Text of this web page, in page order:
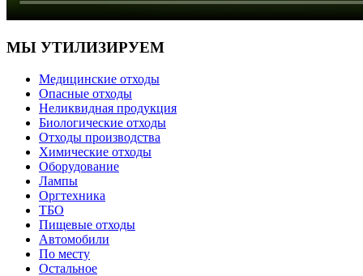
МЫ УТИЛИЗИРУЕМ
Медицинские отходы
Опасные отходы
Неликвидная продукция
Биологические отходы
Отходы производства
Химические отходы
Оборудование
Лампы
Оргтехника
ТБО
Пищевые отходы
Автомобили
По месту
Остальное